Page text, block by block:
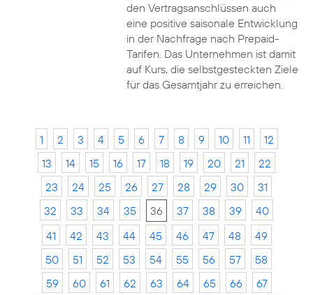
den Vertragsanschlüssen auch
eine positive saisonale Entwicklung
in der Nachfrage nach Prepaid-
Tarifen. Das Unternehmen ist damit
auf Kurs, die selbstgesteckten Ziele
für das Gesamtjahr zu erreichen.
1 2 3 4 5 6 7 8 9 10 11
12
13
14 15 16 17 18 19 20 21
22
23
24 25 26 27 28 29 30
31
32
33 34 35 36 37 38 39
40
41
42 43 44 45 46 47 48
49
50
51 52 53 54 55 56 57
58
59
60 61 62 63 64 65 66
67